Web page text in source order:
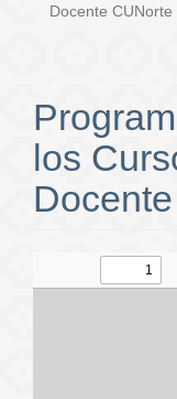
Docente CUNorte
los